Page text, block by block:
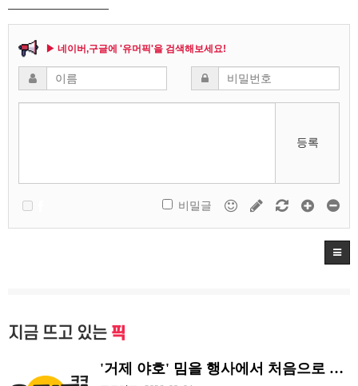
▶ 네이버,구글에 '유머픽'을 검색해보세요!
등록
비밀글
지금 뜨고 있는 픽
'거제 야호' 밈을 행사에서 처음으로 체감하는 리센느